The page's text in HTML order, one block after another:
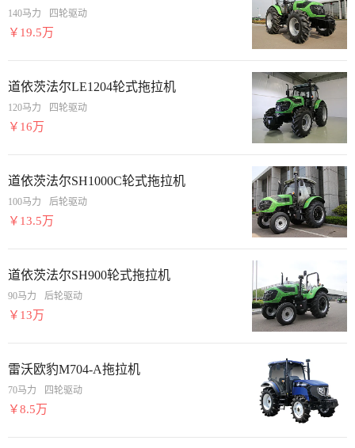
140马力 四轮驱动
￥19.5万
道依茨法尔LE1204轮式拖拉机
120马力 四轮驱动
￥16万
道依茨法尔SH1000C轮式拖拉机
100马力 后轮驱动
￥13.5万
道依茨法尔SH900轮式拖拉机
90马力 后轮驱动
￥13万
雷沃欧豹M704-A拖拉机
70马力 四轮驱动
￥8.5万